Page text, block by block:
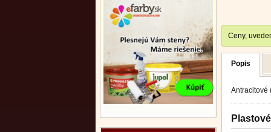
Ceny,
Popis
Antracitové